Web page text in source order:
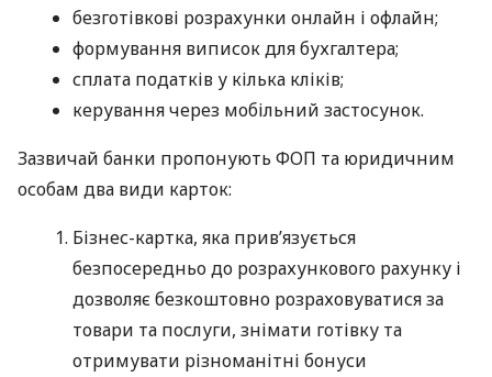
безготівкові розрахунки онлайн і офлайн;
формування виписок для бухгалтера;
сплата податків у кілька кліків;
керування через мобільний застосунок.
Зазвичай банки пропонують ФОП та юридичним
особам два види карток:
Бізнес-картка, яка прив’язується
безпосередньо до розрахункового рахунку і
дозволяє безкоштовно розраховуватися за
товари та послуги, знімати готівку та
отримувати різноманітні бонуси